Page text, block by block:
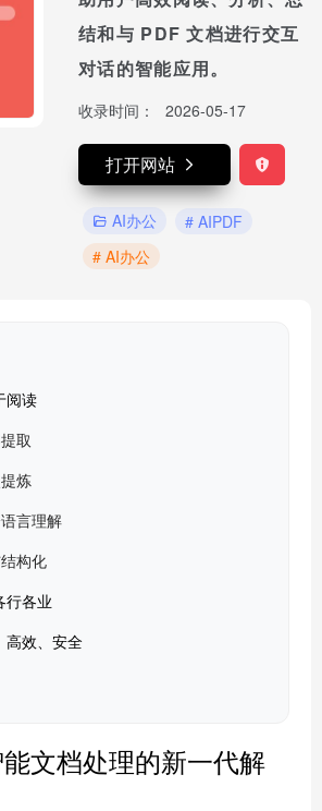
结和与 PDF 文档进行交互
对话的智能应用。
收录时间： 2026-05-17
打开网站
AI办公
# AIPDF
# AI办公
阅读
取
炼
言理解
构化
行各业
高效、安全
文档处理的新一代解